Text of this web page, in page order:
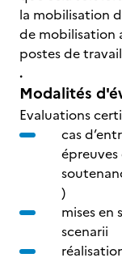
la mobilisation
de mobilisation
postes de
.
Modalités
Evaluations
cas
)
mises en
scenarii